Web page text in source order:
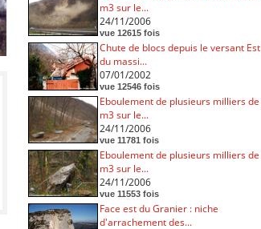
m3 sur le...
24/11/2006
vue 12615 fois
Chute de blocs depuis le versant Est
du massi...
07/01/2002
vue 12546 fois
Eboulement de plusieurs milliers de
m3 sur le...
24/11/2006
vue 11781 fois
Eboulement de plusieurs milliers de
m3 sur le...
24/11/2006
vue 11553 fois
Face est du Granier : niche
d'arrachement des...